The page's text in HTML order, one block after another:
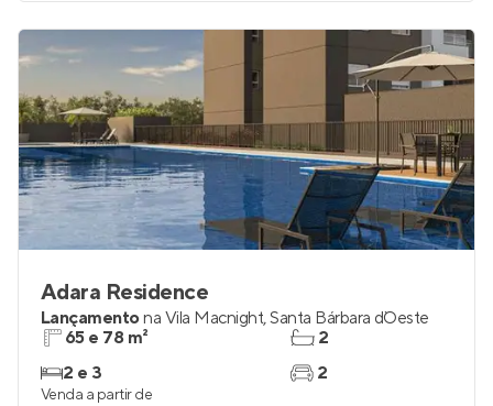
Adara Residence
Lançamentona Vila Macnight,Santa Bárbara d`Oeste
65 e 78 m²
2 e 3
2
2
Venda a partir de